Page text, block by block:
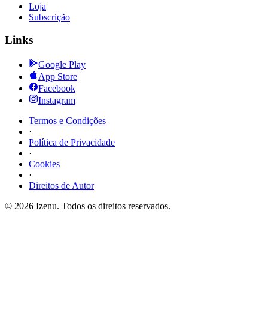
Loja
Subscrição
Links
Google Play
App Store
Facebook
Instagram
Termos e Condições
·
Política de Privacidade
·
Cookies
·
Direitos de Autor
© 2026 Izenu. Todos os direitos reservados.